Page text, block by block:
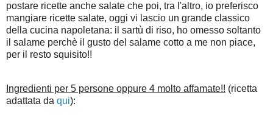
postare ricette anche salate che poi, tra l'altro, io preferisco
mangiare ricette salate, oggi vi lascio un grande classico
della cucina napoletana: il sartù di riso, ho omesso soltanto
il salame perchè il gusto del salame cotto a me non piace,
per il resto squisito!!
Ingredienti per 5 persone oppure 4 molto affamate!! (ricetta
adattata da qui):